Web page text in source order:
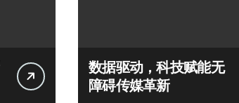
数据驱动，科技赋能无
障碍传媒革新